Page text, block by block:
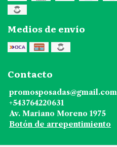
Medios de envío
Contacto
promosposadas@gmail.com
+543764220631
Av. Mariano Moreno 1975
Botón de arrepentimiento